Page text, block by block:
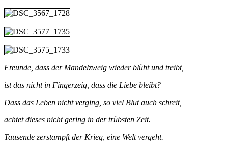
Freunde, dass der Mandelzweig wieder blüht und treibt,
ist das nicht in Fingerzeig, dass die Liebe bleibt?
Dass das Leben nicht verging, so viel Blut auch schreit,
achtet dieses nicht gering in der trübsten Zeit.
Tausende zerstampft der Krieg, eine Welt vergeht.